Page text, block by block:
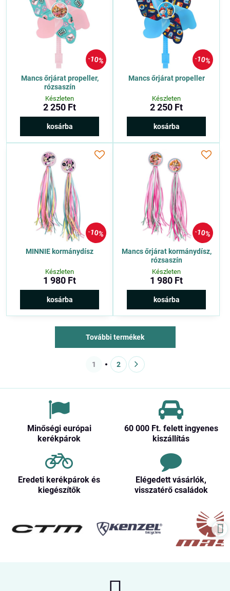
10%
Mancs őrjárat propeller,
rózsaszín
Készleten
2 250 Ft
kosárba
10%
Mancs őrjárat propeller
Készleten
2 250 Ft
kosárba
10%
MINNIE kormánydísz
Készleten
1 980 Ft
kosárba
10%
Mancs őrjárat kormánydísz,
rózsaszín
Készleten
1 980 Ft
kosárba
További termékek
1 2
Minőségi európai
kerékpárok
60 000 Ft​. felett ingyenes
kiszállítás
Eredeti kerékpárok és
kiegészítők
Elégedett vásárlók,
visszatérő családok